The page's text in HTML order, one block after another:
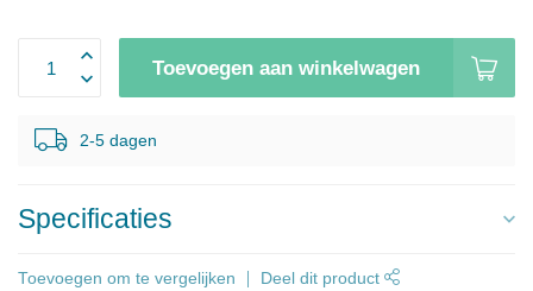
Toevoegen aan winkelwagen
2-5 dagen
Specificaties
Toevoegen om te vergelijken Deel dit product